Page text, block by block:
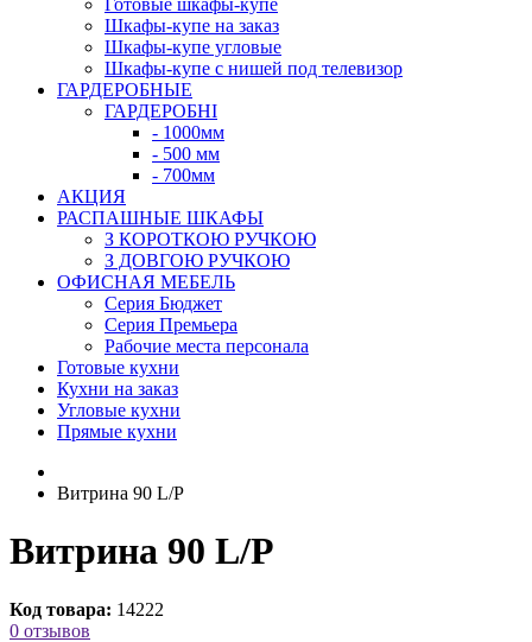
Готовые шкафы-купе
Шкафы-купе на заказ
Шкафы-купе угловые
Шкафы-купе с нишей под телевизор
ГАРДЕРОБНЫЕ
ГАРДЕРОБНІ
- 1000мм
- 500 мм
- 700мм
АКЦИЯ
РАСПАШНЫЕ ШКАФЫ
З КОРОТКОЮ РУЧКОЮ
З ДОВГОЮ РУЧКОЮ
ОФИСНАЯ МЕБЕЛЬ
Серия Бюджет
Серия Премьера
Рабочие места персонала
Готовые кухни
Кухни на заказ
Угловые кухни
Прямые кухни
Витрина 90 L/P
Витрина 90 L/P
Код товара: 14222
0 отзывов